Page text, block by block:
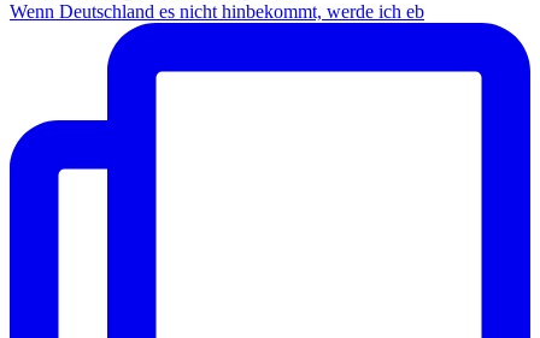
Wenn Deutschland es nicht hinbekommt, werde ich eb